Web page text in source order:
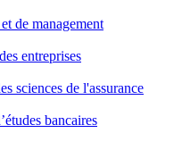
de management
entreprises
sciences de l'assurance
bancaires